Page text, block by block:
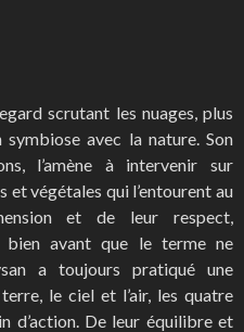
scrutant les nuages, plus
avec la nature. Son
l’amène à intervenir sur
et végétales qui l’entourent au
et de leur respect,
bien avant que le terme ne
a toujours pratiqué une
le ciel et l’air, les quatre
d’action. De leur équilibre et